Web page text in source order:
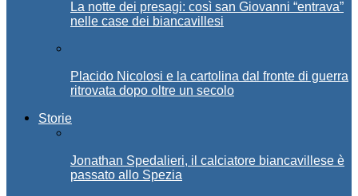
La notte dei presagi: così san Giovanni “entrava”
nelle case dei biancavillesi
Placido Nicolosi e la cartolina dal fronte di guerra
ritrovata dopo oltre un secolo
Storie
Jonathan Spedalieri, il calciatore biancavillese è
passato allo Spezia